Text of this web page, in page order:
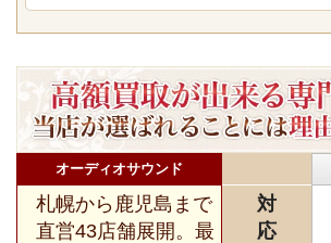
オーディオサウンド
札幌から鹿児島まで
直営43店舗展開。最
対
応